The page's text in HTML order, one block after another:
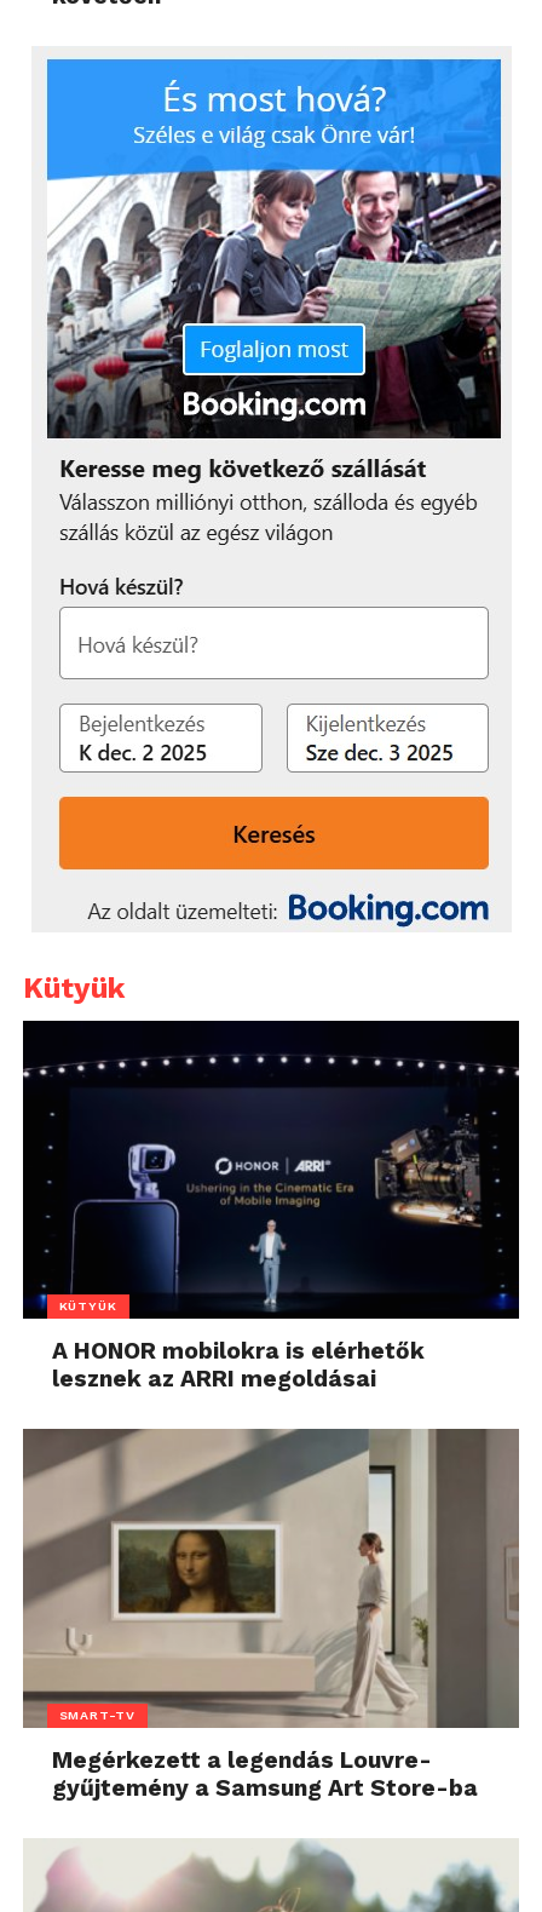
Kütyük
KÜTYÜK
A HONOR mobilokra is elérhetők
lesznek az ARRI megoldásai
SMART-TV
Megérkezett a legendás Louvre-
gyűjtemény a Samsung Art Store-ba